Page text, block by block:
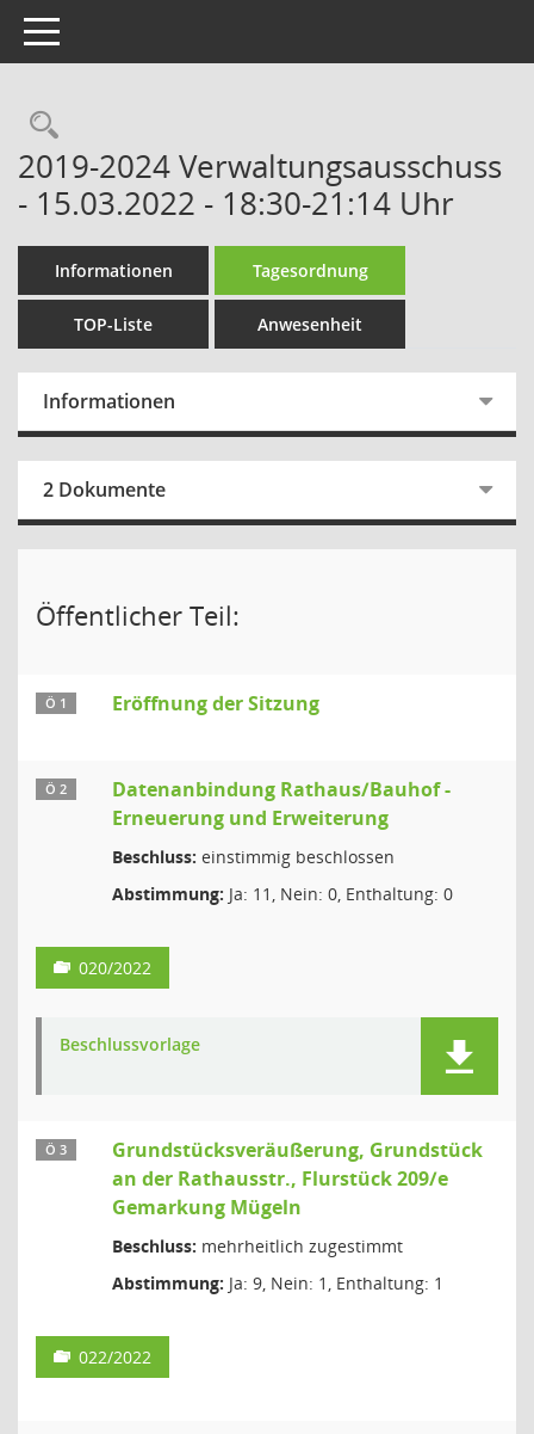
Toggle navigation
Rechercheauswahl
2019-2024 Verwaltungsausschuss
- 15.03.2022 - 18:30-21:14 Uhr
Informationen Tagesordnung
TOP-Liste Anwesenheit
Informationen
2 Dokumente
Öffentlicher Teil:
Ö 1 Eröffnung der Sitzung
Ö 2
Datenanbindung Rathaus/Bauhof -
Erneuerung und Erweiterung
Beschluss: einstimmig beschlossen
Abstimmung: Ja: 11, Nein: 0, Enthaltung: 0
020/2022
Beschlussvorlage
Ö 3
Grundstücksveräußerung, Grundstück
an der Rathausstr., Flurstück 209/e
Gemarkung Mügeln
Beschluss: mehrheitlich zugestimmt
Abstimmung: Ja: 9, Nein: 1, Enthaltung: 1
022/2022